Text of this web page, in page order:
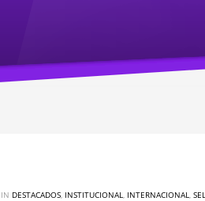
DESTACADOS, INSTITUCIONAL, INTERNACIONAL,